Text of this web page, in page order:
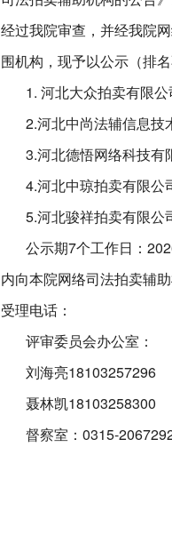
经过我院审查，并经我院
围机构，现予以公示（排
1. 河北大众拍卖有限公
2.河北中尚法辅信息技
3.河北德悟网络科技有
4.河北中琼拍卖有限公
5.河北骏祥拍卖有限公
公示期7个工作日：
内向本院网络司法拍卖辅
受理电话：
评审委员会办公室：
刘海亮18103257296
聂林凯18103258300
督察室：0315-